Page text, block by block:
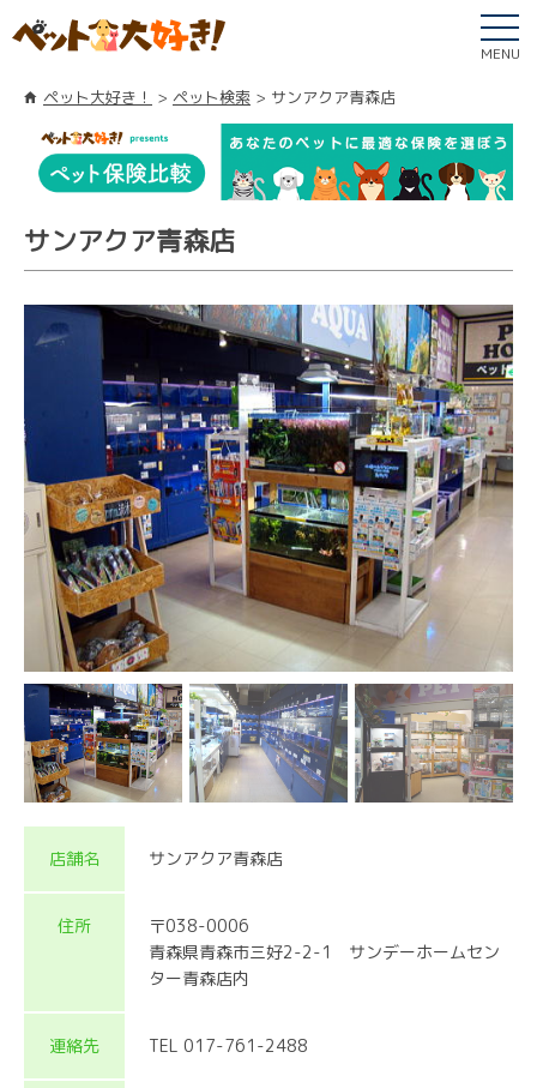
MENU
ペット大好き！ ペット検索 サンアクア青森店
サンアクア青森店
店舗名 サンアクア青森店
住所
〒038-0006
青森県青森市三好2-2-1 サンデーホームセン
ター青森店内
連絡先 TEL 017-761-2488